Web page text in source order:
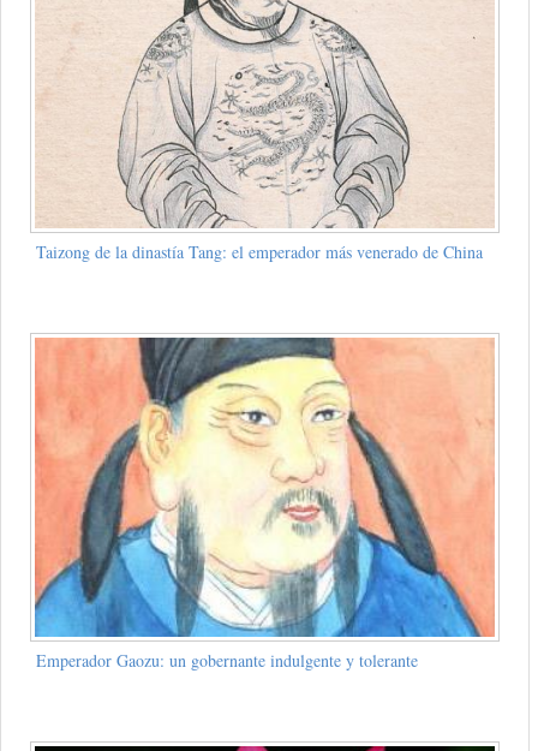
Taizong de la dinastía Tang: el emperador más venerado de China
Emperador Gaozu: un gobernante indulgente y tolerante